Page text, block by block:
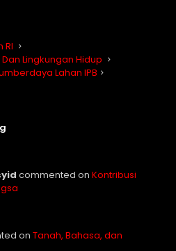
RI
Lingkungan Hidup
Lahan IPB
commented on Kontribusi
on Tanah, Bahasa, dan